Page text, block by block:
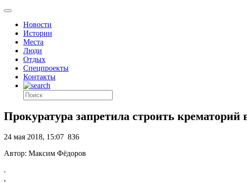
Новости
Истории
Места
Люди
Отдых
Спецпроекты
Контакты
Прокуратура запретила строить крематорий
24 мая 2018, 15:07 836
Автор: Максим Фёдоров
.
,